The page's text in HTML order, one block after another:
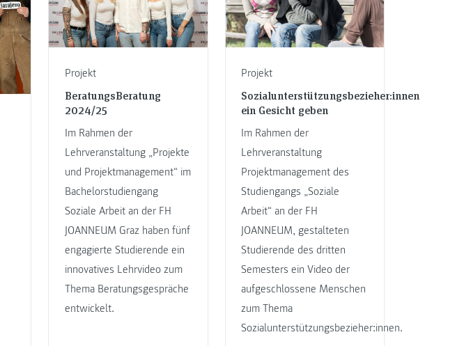
Projekt
BeratungsBeratung
2024/25
Im Rahmen der
Lehrveranstaltung „Projekte
und Projektmanagement“ im
Bachelorstudiengang
Soziale Arbeit an der FH
JOANNEUM Graz haben fünf
engagierte Studierende ein
innovatives Lehrvideo zum
Thema Beratungsgespräche
entwickelt.
Projekt
Sozialunterstützungsbezieher:innen
ein Gesicht geben
Im Rahmen der
Lehrveranstaltung
Projektmanagement des
Studiengangs „Soziale
Arbeit“ an der FH
JOANNEUM, gestalteten
Studierende des dritten
Semesters ein Video der
aufgeschlossene Menschen
zum Thema
Sozialunterstützungsbezieher:innen.